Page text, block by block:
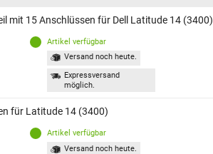
mit 15 Anschlüssen für Dell Latitude 14 (3400)
Artikel verfügbar
Versand noch heute.
Expressversand
möglich.
für Latitude 14 (3400)
Artikel verfügbar
Versand noch heute.